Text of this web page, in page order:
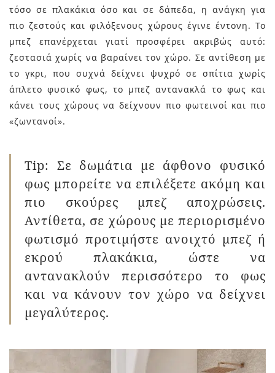
τόσο σε πλακάκια όσο και σε δάπεδα, η ανάγκη για
πιο ζεστούς και φιλόξενους χώρους έγινε έντονη. Το
μπεζ επανέρχεται γιατί προσφέρει ακριβώς αυτό:
ζεστασιά χωρίς να βαραίνει τον χώρο. Σε αντίθεση με
το γκρι, που συχνά δείχνει ψυχρό σε σπίτια χωρίς
άπλετο φυσικό φως, το μπεζ αντανακλά το φως και
κάνει τους χώρους να δείχνουν πιο φωτεινοί και πιο
«ζωντανοί».
Tip: Σε δωμάτια με άφθονο φυσικό
φως μπορείτε να επιλέξετε ακόμη και
πιο σκούρες μπεζ αποχρώσεις.
Αντίθετα, σε χώρους με περιορισμένο
φωτισμό προτιμήστε ανοιχτό μπεζ ή
εκρού πλακάκια, ώστε να
αντανακλούν περισσότερο το φως
και να κάνουν τον χώρο να δείχνει
μεγαλύτερος.